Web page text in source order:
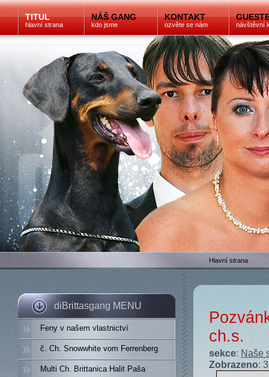
TITUL
hlavní strana
NÁŠ GANG
kdo jsme
KONTAKT
ozvěte se nám návštěvní
diBrittasgang MENU
Feny v našem vlastnictví
č. Ch. Snowwhite vom Ferrenberg
Multi Ch. Brittanica Halit Paša
Hlavní strana
ch.s.
sekce: Naše
Zobrazeno: